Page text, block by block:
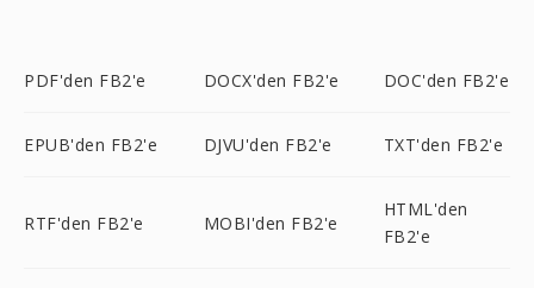
PDF'den FB2'e DOCX'den FB2'e DOC'den FB2'e
EPUB'den FB2'e DJVU'den FB2'e TXT'den FB2'e
RTF'den FB2'e MOBI'den FB2'e
HTML'den
FB2'e